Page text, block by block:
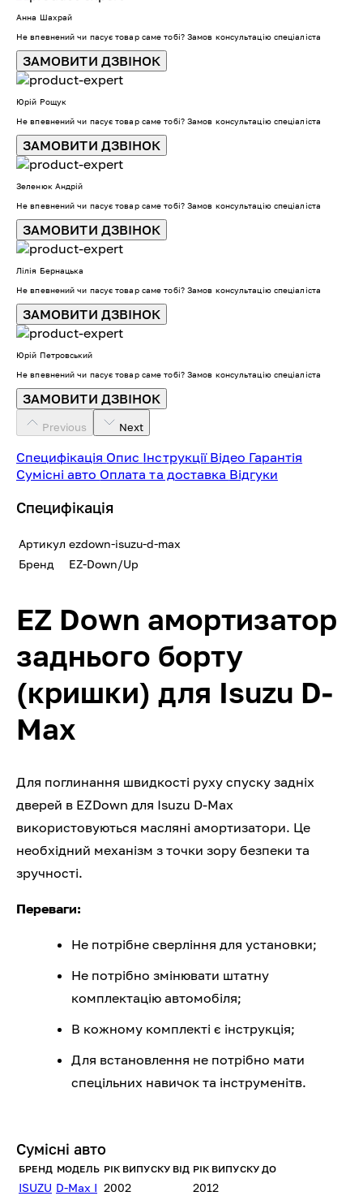
Анна Шахрай
Не впевнений чи пасує товар саме тобі? Замов консультацію спеціаліста
ЗАМОВИТИ ДЗВІНОК
Юрій Рощук
Не впевнений чи пасує товар саме тобі? Замов консультацію спеціаліста
ЗАМОВИТИ ДЗВІНОК
Зеленюк Андрій
Не впевнений чи пасує товар саме тобі? Замов консультацію спеціаліста
ЗАМОВИТИ ДЗВІНОК
Лілія Бернацька
Не впевнений чи пасує товар саме тобі? Замов консультацію спеціаліста
ЗАМОВИТИ ДЗВІНОК
Юрій Петровський
Не впевнений чи пасує товар саме тобі? Замов консультацію спеціаліста
ЗАМОВИТИ ДЗВІНОК
Previous Next
Специфікація Опис Інструкції Відео Гарантія
Сумісні авто Оплата та доставка Відгуки
Специфікація
Артикул ezdown-isuzu-d-max
Бренд
EZ-Down/Up
EZ Down амортизатор
заднього борту
(кришки) для Isuzu D-
Max
Для поглинання швидкості руху спуску задніх
дверей в EZDown для Isuzu D-Max
використовуються масляні амортизатори. Це
необхідний механізм з точки зору безпеки та
зручності.
Переваги:
Не потрібне сверління для установки;
Не потрібно змінювати штатну
комплектацію автомобіля;
В кожному комплекті є інструкція;
Для встановлення не потрібно мати
спецільних навичок та інструменітв.
Сумісні авто
БРЕНД МОДЕЛЬ РІК ВИПУСКУ ВІД РІК ВИПУСКУ ДО
ISUZU D-Max I 2002
2012